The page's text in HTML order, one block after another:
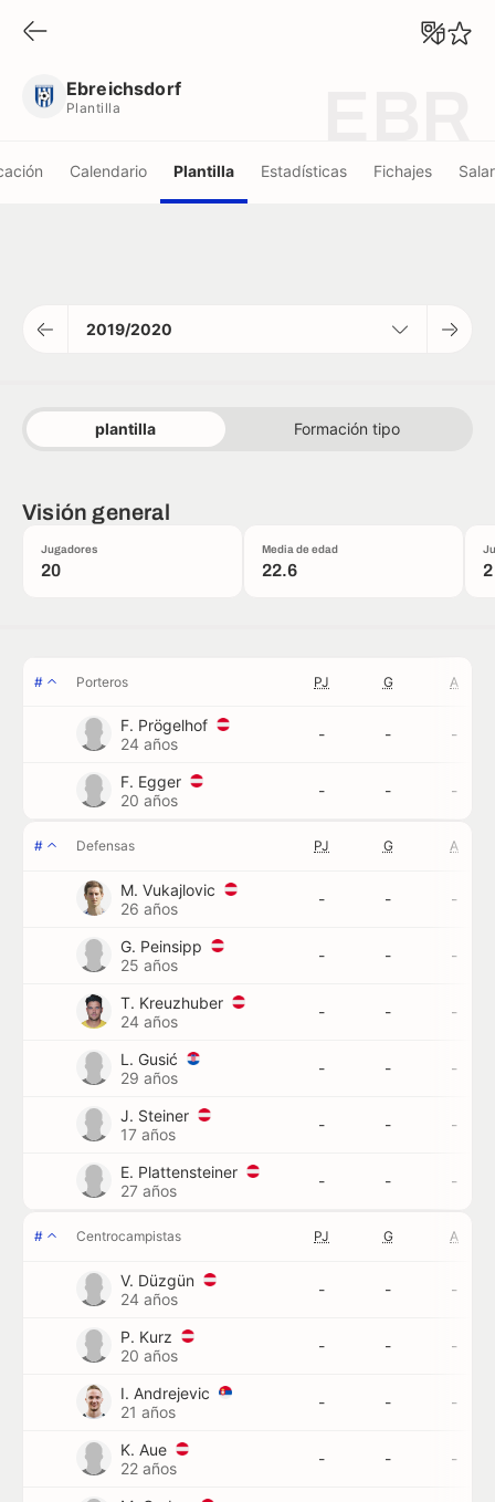
Ebreichsdorf
Plantilla
Calendario Plantilla Estadísticas Fichajes
2019/2020
plantilla Formación tipo
Visión general
Jugadores
20
Media de edad
22.6
# Porteros PJ G A
F. Prögelhof
24 años
- - -
F. Egger
20 años
- - -
# Defensas PJ G A
M. Vukajlovic
26 años
- - -
G. Peinsipp
25 años
- - -
T. Kreuzhuber
24 años
- - -
L. Gusić
29 años
- - -
J. Steiner
17 años
- - -
E. Plattensteiner
27 años
- - -
# Centrocampistas PJ G A
V. Düzgün
24 años
- - -
P. Kurz
20 años
- - -
I. Andrejevic
21 años
- - -
K. Aue
22 años
- - -